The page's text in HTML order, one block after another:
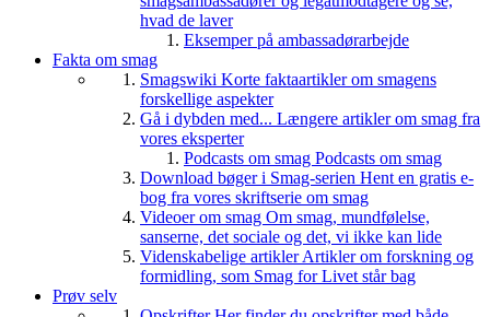
hvad de laver
Eksemper på ambassadørarbejde
Fakta om smag
Smagswiki Korte faktaartikler om smagens
forskellige aspekter
Gå i dybden med... Længere artikler om smag fra
vores eksperter
Podcasts om smag Podcasts om smag
Download bøger i Smag-serien Hent en gratis e-
bog fra vores skriftserie om smag
Videoer om smag Om smag, mundfølelse,
sanserne, det sociale og det, vi ikke kan lide
Videnskabelige artiklerArtikler om forskning og
formidling, som Smag for Livet står bag
Prøv selv